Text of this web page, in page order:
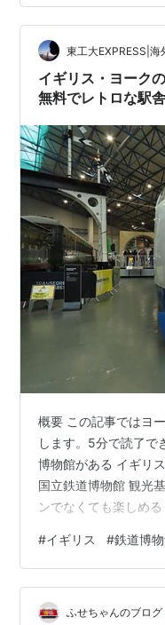
うちに引退してしま
ッキに入って客室を
ン車であった11号車
った400系のグリー
E8…
東工大EXPRESS|海
イギリス・ヨーク
無料でレトロな駅
概要 この記事ではヨ
します。5分で読了で
博物館がある イギリ
国立鉄道博物館 観光
ンでなくても楽しめ
立鉄道博物館 フロア
トホール 国立鉄道博
世界最速の機関車マ
ンサー」のモデル 時
#イギリス #鉄道博
ふせちゃんのブログ